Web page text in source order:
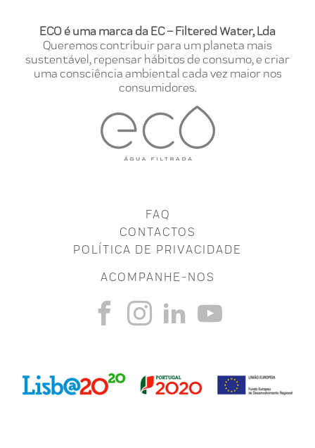
ECO é uma marca da EC – Filtered Water, Lda
Queremos contribuir para um planeta mais
sustentável, repensar hábitos de consumo, e criar
uma consciência ambiental cada vez maior nos
consumidores.
FAQ
CONTACTOS
POLÍTICA DE PRIVACIDADE
ACOMPANHE-NOS